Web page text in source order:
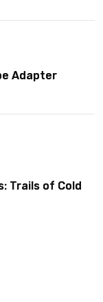
Adapter
Trails of Cold